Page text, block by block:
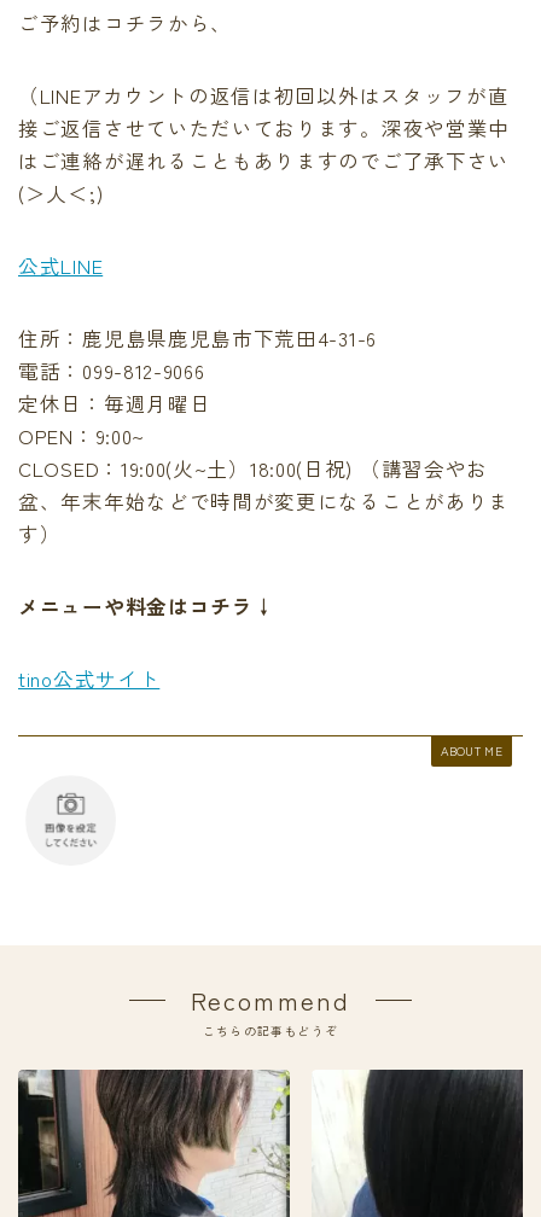
ご予約はコチラから、
（LINEアカウントの返信は初回以外はスタッフが直
接ご返信させていただいております。深夜や営業中
はご連絡が遅れることもありますのでご了承下さい
(＞人＜;)
公式LINE
住所：鹿児島県鹿児島市下荒田4-31-6
電話：‪099-812-9066‬
定休日：毎週月曜日
OPEN：9:00~
CLOSED：19:00(火~土）18:00(日祝) （講習会やお
盆、年末年始などで時間が変更になることがありま
す）
メニューや料金はコチラ↓
tino公式サイト
ABOUT ME
Recommend
こちらの記事もどうぞ